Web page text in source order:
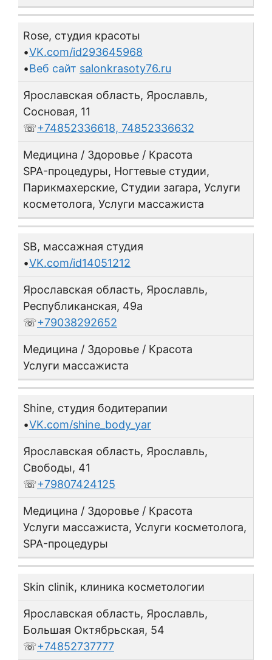
Rose, студия красоты
•VK.com/id293645968
•Веб сайт salonkrasoty76.ru
Ярославская область, Ярославль,
Сосновая, 11
☏+74852336618, 74852336632
Медицина / Здоровье / Красота
SPA-процедуры, Ногтевые студии,
Парикмахерские, Студии загара, Услуги
косметолога, Услуги массажиста
SB, массажная студия
•VK.com/id14051212
Ярославская область, Ярославль,
Республиканская, 49а
☏+79038292652
Медицина / Здоровье / Красота
Услуги массажиста
Shine, студия бодитерапии
•VK.com/shine_body_yar
Ярославская область, Ярославль,
Свободы, 41
☏+79807424125
Медицина / Здоровье / Красота
Услуги массажиста, Услуги косметолога,
SPA-процедуры
Skin clinik, клиника косметологии
Ярославская область, Ярославль,
Большая Октябрьская, 54
☏+74852737777